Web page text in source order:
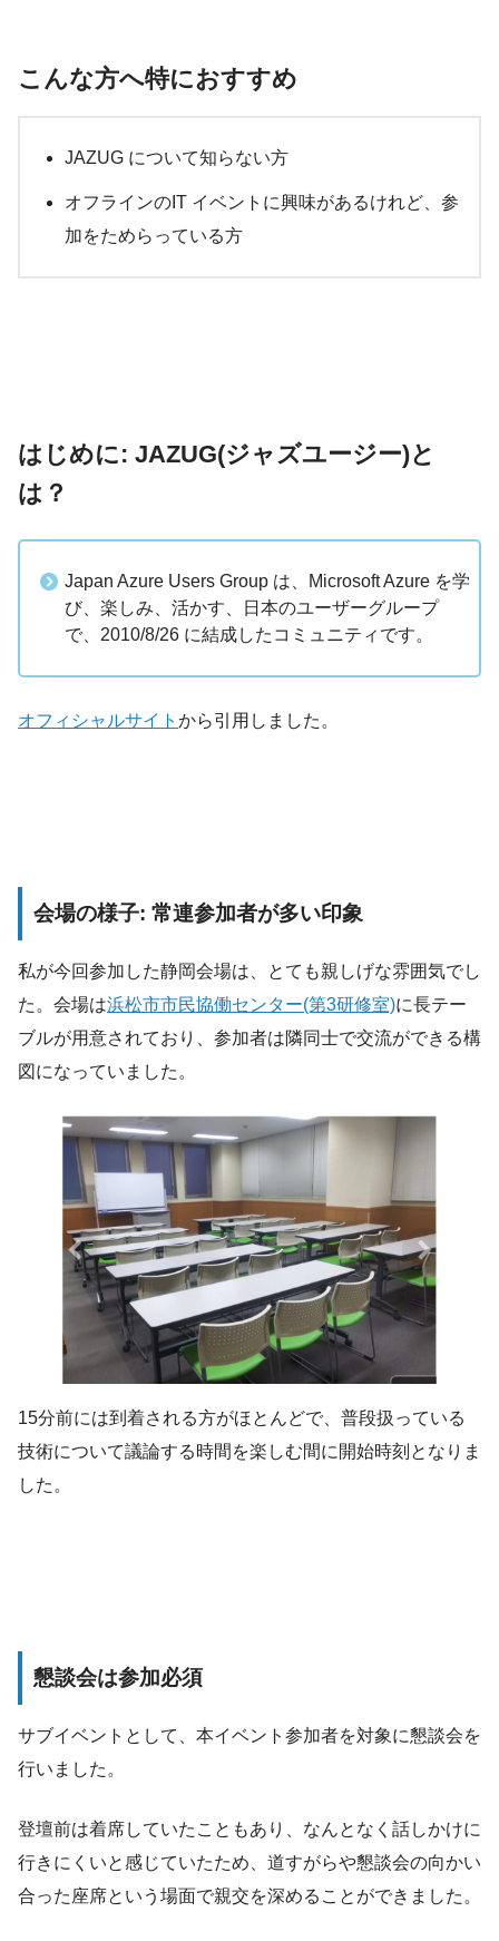
こんな方へ特におすすめ
JAZUG について知らない方
オフラインのIT イベントに興味があるけれど、参
加をためらっている方
はじめに: JAZUG(ジャズユージー)と
は？
Japan Azure Users Group は、Microsoft Azure を学
び、楽しみ、活かす、日本のユーザーグループ
で、2010/8/26 に結成したコミュニティです。
オフィシャルサイト から引用しました。
会場の様子: 常連参加者が多い印象
私が今回参加した静岡会場は、とても親しげな雰囲気でし
た。会場は浜松市市民協働センター(第3研修室)に長テー
ブルが用意されており、参加者は隣同士で交流ができる構
図になっていました。
15分前には到着される方がほとんどで、普段扱っている
技術について議論する時間を楽しむ間に開始時刻となりま
した。
懇談会は参加必須
サブイベントとして、本イベント参加者を対象に懇談会を
行いました。
登壇前は着席していたこともあり、なんとなく話しかけに
行きにくいと感じていたため、道すがらや懇談会の向かい
合った座席という場面で親交を深めることができました。